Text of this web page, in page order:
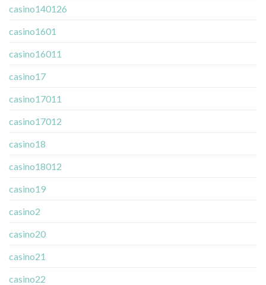
casino140126
casino1601
casino16011
casino17
casino17011
casino17012
casino18
casino18012
casino19
casino2
casino20
casino21
casino22